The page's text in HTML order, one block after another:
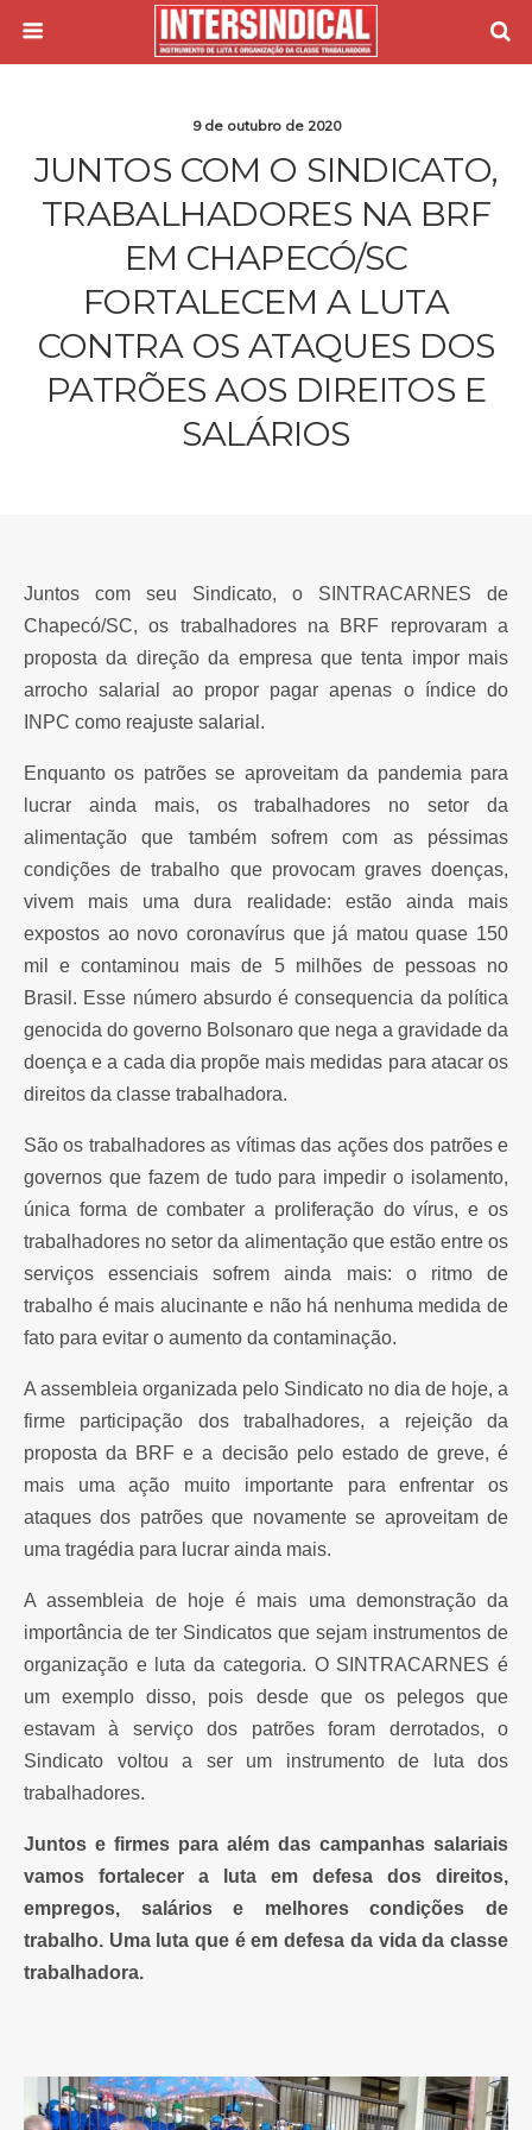
9 de outubro de 2020
JUNTOS COM O SINDICATO,
TRABALHADORES NA BRF
EM CHAPECÓ/SC
FORTALECEM A LUTA
CONTRA OS ATAQUES DOS
PATRÕES AOS DIREITOS E
SALÁRIOS
Juntos com seu Sindicato, o SINTRACARNES de
Chapecó/SC, os trabalhadores na BRF reprovaram a
proposta da direção da empresa que tenta impor mais
arrocho salarial ao propor pagar apenas o índice do
INPC como reajuste salarial.
Enquanto os patrões se aproveitam da pandemia para
lucrar ainda mais, os trabalhadores no setor da
alimentação que também sofrem com as péssimas
condições de trabalho que provocam graves doenças,
vivem mais uma dura realidade: estão ainda mais
expostos ao novo coronavírus que já matou quase 150
mil e contaminou mais de 5 milhões de pessoas no
Brasil. Esse número absurdo é consequencia da política
genocida do governo Bolsonaro que nega a gravidade da
doença e a cada dia propõe mais medidas para atacar os
direitos da classe trabalhadora.
São os trabalhadores as vítimas das ações dos patrões e
governos que fazem de tudo para impedir o isolamento,
única forma de combater a proliferação do vírus, e os
trabalhadores no setor da alimentação que estão entre os
serviços essenciais sofrem ainda mais: o ritmo de
trabalho é mais alucinante e não há nenhuma medida de
fato para evitar o aumento da contaminação.
A assembleia organizada pelo Sindicato no dia de hoje, a
firme participação dos trabalhadores, a rejeição da
proposta da BRF e a decisão pelo estado de greve, é
mais uma ação muito importante para enfrentar os
ataques dos patrões que novamente se aproveitam de
uma tragédia para lucrar ainda mais.
A assembleia de hoje é mais uma demonstração da
importância de ter Sindicatos que sejam instrumentos de
organização e luta da categoria. O SINTRACARNES é
um exemplo disso, pois desde que os pelegos que
estavam à serviço dos patrões foram derrotados, o
Sindicato voltou a ser um instrumento de luta dos
trabalhadores.
Juntos e firmes para além das campanhas salariais
vamos fortalecer a luta em defesa dos direitos,
empregos, salários e melhores condições de
trabalho. Uma luta que é em defesa da vida da classe
trabalhadora.